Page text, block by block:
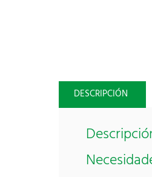
DESCRIPCIÓN